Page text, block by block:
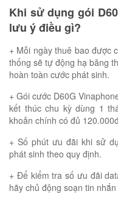
Khi sử dụng gói
lưu ý điều gì?
+ Mỗi ngày thuê bao được
thống sẽ tự động hạ băng
hoàn toàn cước phát sinh.
+ Gói cước D60G
kết thúc chu kỳ dùng 1
khoản chính có đủ
+ Số phút ưu đãi khi sử
phát sinh theo quy định.
+ Để kiểm tra số ưu đãi
hãy chủ động soạn tin